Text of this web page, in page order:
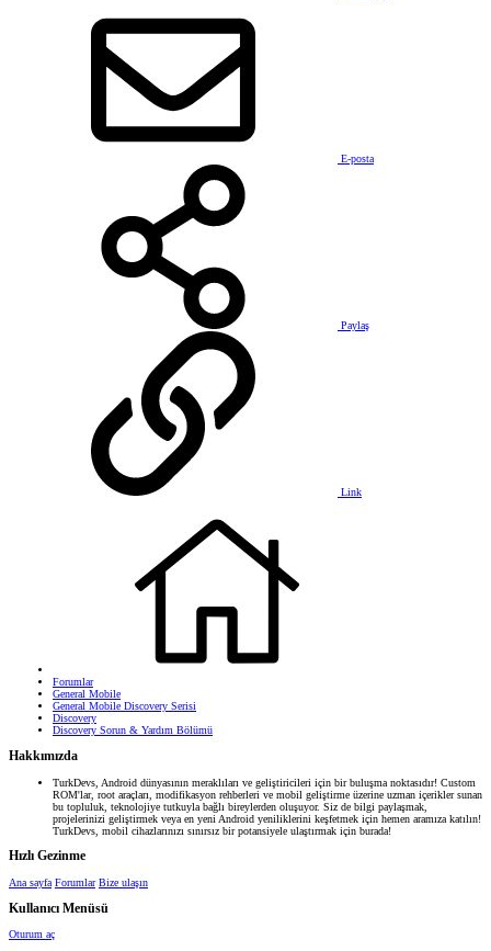
E-posta
Paylaş
Link
Forumlar
General Mobile
General Mobile Discovery Serisi
Discovery
Discovery Sorun & Yardım Bölümü
Hakkımızda
TurkDevs, Android dünyasının meraklıları ve geliştiricileri için bir buluşma noktasıdır! Custom
ROM'lar, root araçları, modifikasyon rehberleri ve mobil geliştirme üzerine uzman içerikler sunan
bu topluluk, teknolojiye tutkuyla bağlı bireylerden oluşuyor. Siz de bilgi paylaşmak,
projelerinizi geliştirmek veya en yeni Android yeniliklerini keşfetmek için hemen aramıza katılın!
TurkDevs, mobil cihazlarınızı sınırsız bir potansiyele ulaştırmak için burada!
Hızlı Gezinme
Ana sayfa Forumlar Bize ulaşın
Kullanıcı Menüsü
Oturum aç